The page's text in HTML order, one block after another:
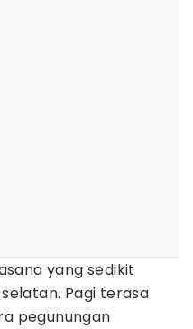
yang sedikit
Pagi terasa
pegunungan